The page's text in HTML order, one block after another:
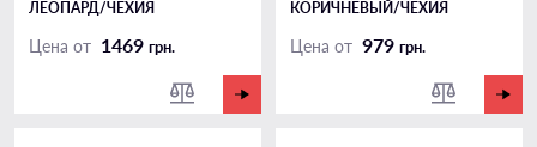
ЛЕОПАРД/ЧЕХИЯ
Цена от 1469 грн.
КОРИЧНЕВЫЙ/ЧЕХИЯ
Цена от 979 грн.